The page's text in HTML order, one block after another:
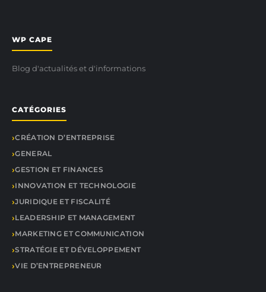
WP CAPE
Blog d'actualités et d'informations
CATÉGORIES
CRÉATION D’ENTREPRISE
GENERAL
GESTION ET FINANCES
INNOVATION ET TECHNOLOGIE
JURIDIQUE ET FISCALITÉ
LEADERSHIP ET MANAGEMENT
MARKETING ET COMMUNICATION
STRATÉGIE ET DÉVELOPPEMENT
VIE D’ENTREPRENEUR